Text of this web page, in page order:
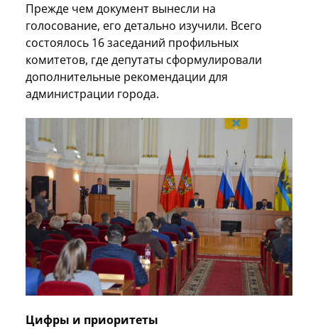
Прежде чем документ вынесли на
голосование, его детально изучили. Всего
состоялось 16 заседаний профильных
комитетов, где депутаты сформулировали
дополнительные рекомендации для
администрации города.
Цифры и приоритеты